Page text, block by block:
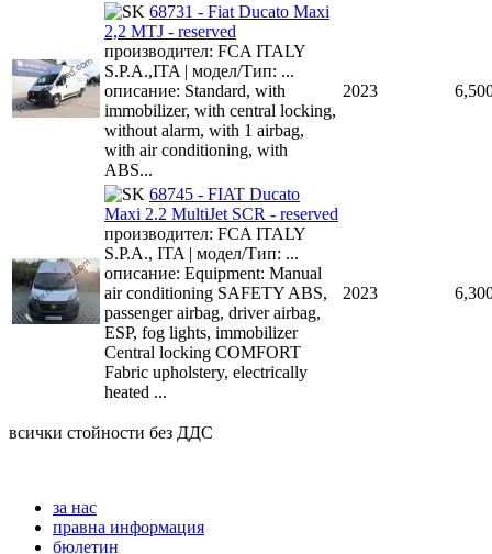
68731 - Fiat Ducato Maxi
2,2 MTJ - reserved
производител: FCA ITALY
S.P.A.,ITA | модел/Тип: ...
описание: Standard, with
immobilizer, with central locking,
without alarm, with 1 airbag,
with air conditioning, with
ABS...
2023
68745 - FIAT Ducato
Maxi 2.2 MultiJet SCR - reserved
производител: FCA ITALY
S.P.A., ITA | модел/Тип: ...
описание: Equipment: Manual
air conditioning SAFETY ABS,
passenger airbag, driver airbag,
ESP, fog lights, immobilizer
Central locking COMFORT
Fabric upholstery, electrically
heated ...
2023
всички стойности без ДДС
за нас
правна информация
бюлетин